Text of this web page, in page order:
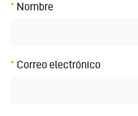
* Nombre
* Correo electrónico